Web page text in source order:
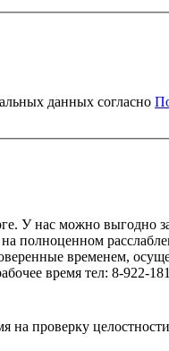
данных согласно
У нас можно
полноценном
временем,
время тел: 8-922-
на проверку